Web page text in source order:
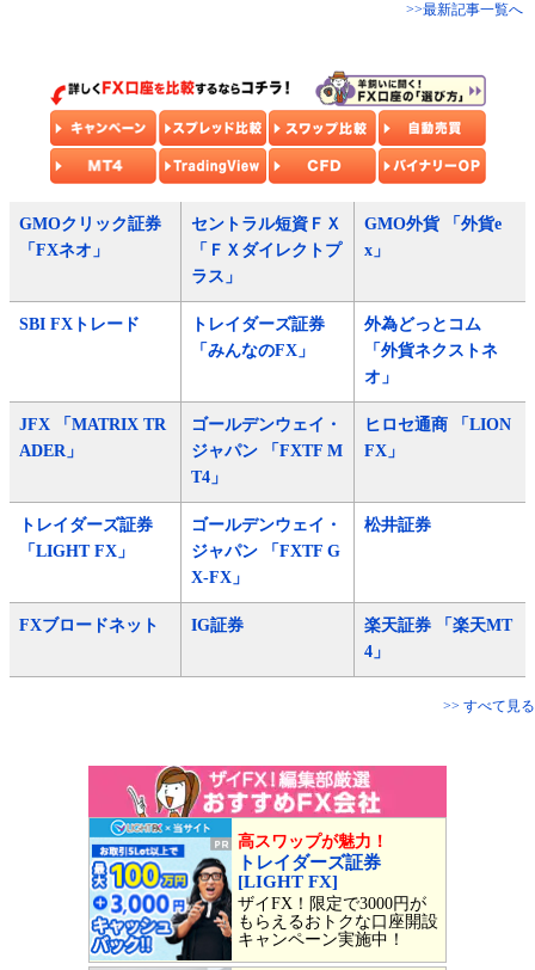
>>最新記事一覧へ
GMOクリック証券
「FXネオ」
セントラル短資ＦＸ
「ＦＸダイレクトプ
ラス」
GMO外貨 「外貨e
x」
SBI FXトレード
トレイダーズ証券
「みんなのFX」
外為どっとコム
「外貨ネクストネ
オ」
JFX 「MATRIX TR
ADER」
ゴールデンウェイ・
ジャパン 「FXTF M
T4」
ヒロセ通商 「LION
FX」
トレイダーズ証券
「LIGHT FX」
ゴールデンウェイ・
ジャパン 「FXTF G
X-FX」
松井証券
FXブロードネット IG証券
楽天証券 「楽天MT
4」
>> すべて見る
高スワップが魅力！
トレイダーズ証券
[LIGHT FX]
ザイFX！限定で3000円が
もらえるおトクな口座開設
キャンペーン実施中！